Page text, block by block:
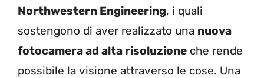
Northwestern Engineering, i quali
sostengono di aver realizzato una nuova
fotocamera ad alta risoluzione che rende
possibile la visione attraverso le cose. Una